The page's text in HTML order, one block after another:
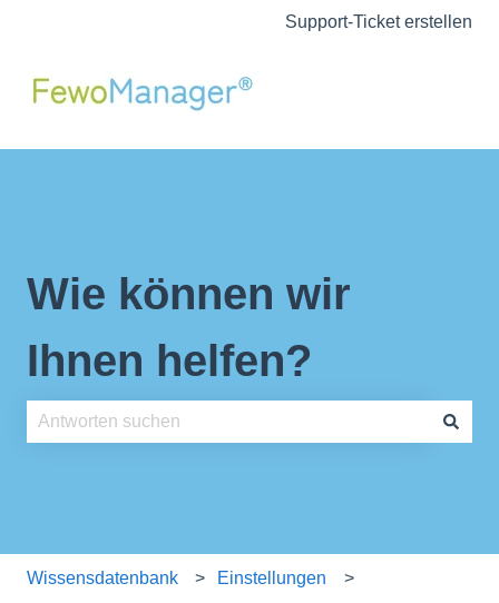
Support-Ticket erstellen
Wie können wir
Ihnen helfen?
Wissensdatenbank Einstellungen